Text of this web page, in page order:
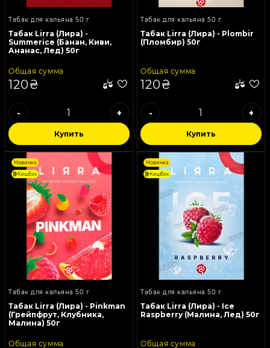
Табак для кальяна 50 г
Табак Lirra (Лира) -
Summerice (Банан, Киви,
Ананас, Лед) 50г
Общая сумма
120₴
- +
Купить
Табак для кальяна 50 г
Табак Lirra (Лира) - Plombir
(Пломбир) 50г
Общая сумма
120₴
- +
Купить
Новинка
Кешбэк
Табак для кальяна 50 г
Табак Lirra (Лира) - Pinkman
(Грейпфрут, Клубника,
Малина) 50г
Общая сумма
Новинка
Кешбэк
Табак для кальяна 50 г
Табак Lirra (Лира) - Ice
Raspberry (Малина, Лед) 50г
Общая сумма